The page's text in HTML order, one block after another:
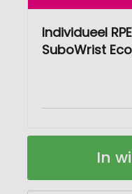
Individueel
SuboWrist
Individueel
armband
Op
In